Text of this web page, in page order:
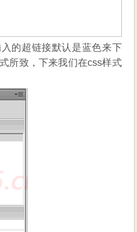
的超链接默认是蓝色来下
所致，下来我们在css样式